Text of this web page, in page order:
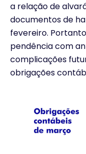
a relação de
documentos de
fevereiro.
pendência com
complicações
obrigações